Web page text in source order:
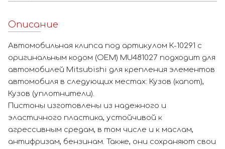
Описание
Автомобильная клипса под артикулом К-10291 с
оригинальным кодом (OEM) MU481027 подходит для
автомобилей Mitsubishi для крепления элементов
автомобиля в следующих местах: Кузов (капот),
Кузов (уплотнители).
Пистоны изготовлены из надежного и
эластичного пластика, устойчивой к
агрессивным средам, в том числе и к маслам,
антифризам, бензинам. Также, они сохраняют свои